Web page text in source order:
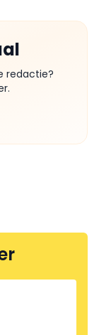
redactie?